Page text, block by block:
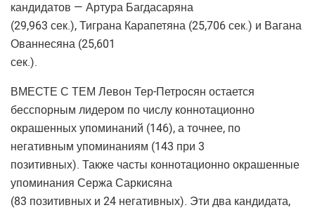
кандидатов — Артура Багдасаряна
(29,963 сек.), Тиграна Карапетяна (25,706 сек.) и Вагана
Ованнесяна (25,601
сек.).
ВМЕСТЕ С ТЕМ Левон Тер-Петросян остается
бесспорным лидером по числу коннотационно
окрашенных упоминаний (146), а точнее, по
негативным упоминаниям (143 при 3
позитивных). Также часты коннотационно окрашенные
упоминания Сержа Саркисяна
(83 позитивных и 24 негативных). Эти два кандидата,